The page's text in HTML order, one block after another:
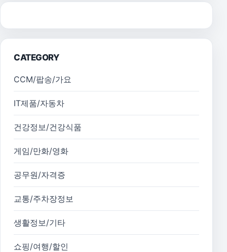
CATEGORY
CCM/팝송/가요
IT제품/자동차
건강정보/건강식품
게임/만화/영화
공무원/자격증
교통/주차장정보
생활정보/기타
쇼핑/여행/할인